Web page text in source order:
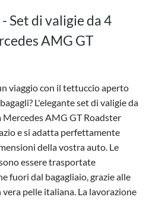
Set di valigie da 4
AMG GT
viaggio con il tettuccio aperto
L'elegante set di valigie da
AMG GT Roadster
e si adatta perfettamente
della vostra auto. Le
essere trasportate
fuori dal bagagliaio, grazie alle
pelle italiana. La lavorazione